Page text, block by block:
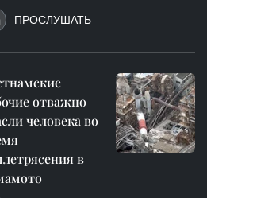
ПРОСЛУШАТЬ
отважно
человека во
в